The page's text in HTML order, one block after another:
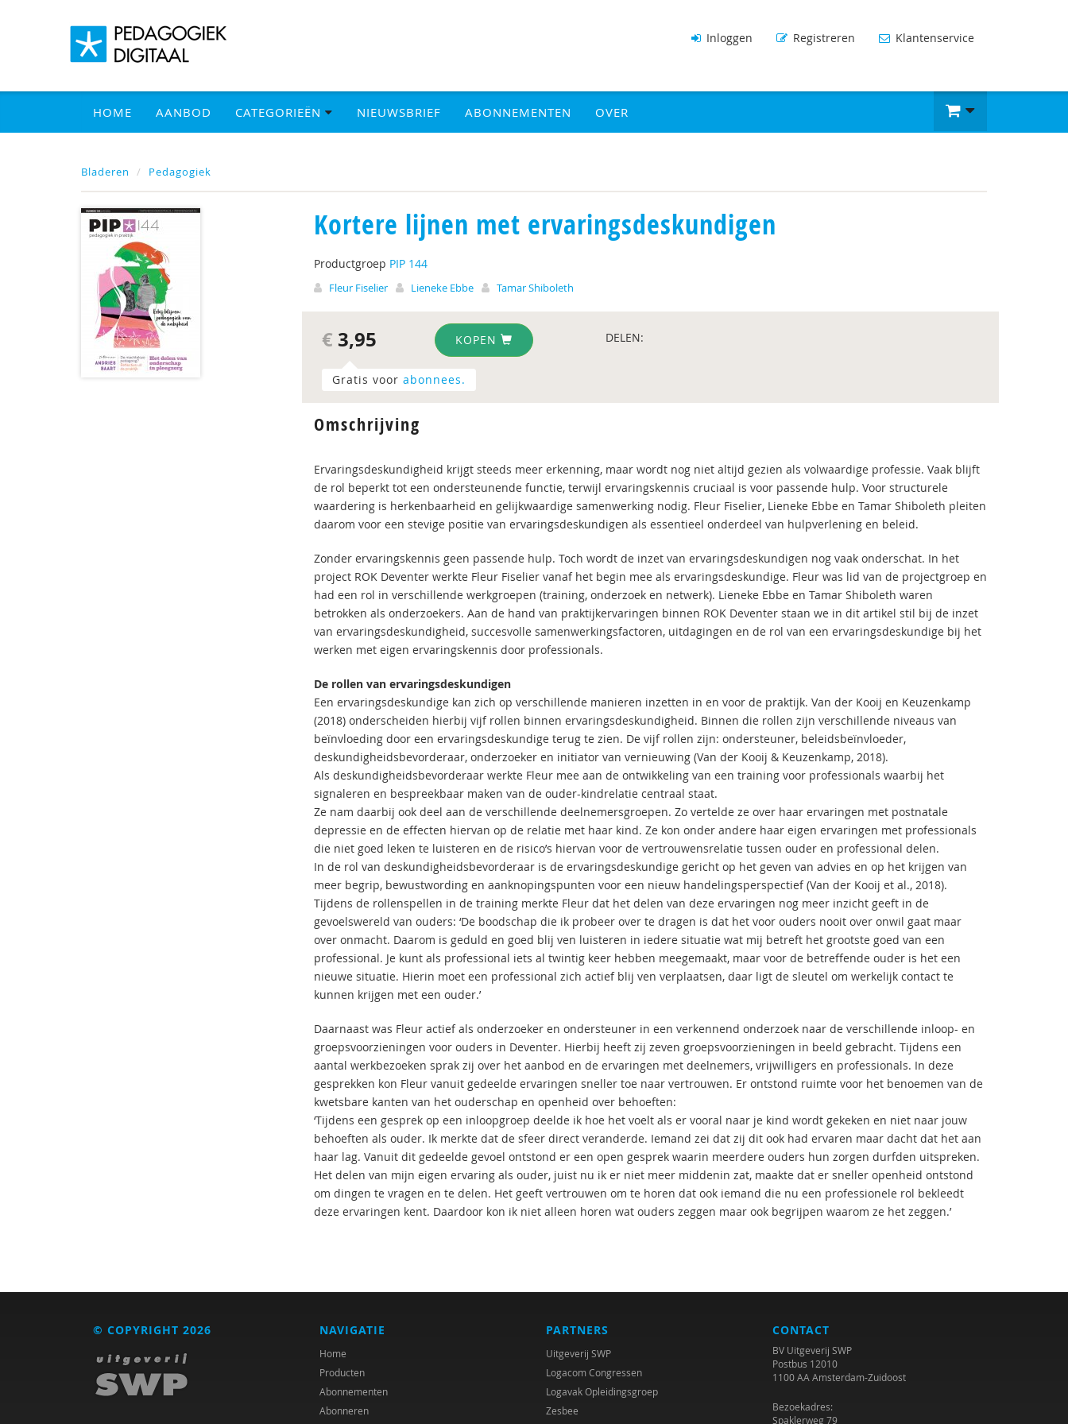
Inloggen Registreren Klantenservice
HOME AANBOD CATEGORIEËN NIEUWSBRIEF ABONNEMENTEN OVER
Bladeren Pedagogiek
Kortere lijnen met ervaringsdeskundigen
Productgroep PIP 144
Fleur Fiselier Lieneke Ebbe Tamar Shiboleth
€ 3,95 KOPEN DELEN:
Gratis voor abonnees.
Omschrijving
Ervaringsdeskundigheid krijgt steeds meer erkenning, maar wordt nog niet altijd gezien als volwaardige professie. Vaak blijft
de rol beperkt tot een ondersteunende functie, terwijl ervaringskennis cruciaal is voor passende hulp. Voor structurele
waardering is herkenbaarheid en gelijkwaardige samenwerking nodig. Fleur Fiselier, Lieneke Ebbe en Tamar Shiboleth pleiten
daarom voor een stevige positie van ervaringsdeskundigen als essentieel onderdeel van hulpverlening en beleid.
Zonder ervaringskennis geen passende hulp. Toch wordt de inzet van ervaringsdeskundigen nog vaak onderschat. In het
project ROK Deventer werkte Fleur Fiselier vanaf het begin mee als ervaringsdeskundige. Fleur was lid van de projectgroep en
had een rol in verschillende werkgroepen (training, onderzoek en netwerk). Lieneke Ebbe en Tamar Shiboleth waren
betrokken als onderzoekers. Aan de hand van praktijkervaringen binnen ROK Deventer staan we in dit artikel stil bij de inzet
van ervaringsdeskundigheid, succesvolle samenwerkingsfactoren, uitdagingen en de rol van een ervaringsdeskundige bij het
werken met eigen ervaringskennis door professionals.
De rollen van ervaringsdeskundigen
Een ervaringsdeskundige kan zich op verschillende manieren inzetten in en voor de praktijk. Van der Kooij en Keuzenkamp
(2018) onderscheiden hierbij vijf rollen binnen ervaringsdeskundigheid. Binnen die rollen zijn verschillende niveaus van
beïnvloeding door een ervaringsdeskundige terug te zien. De vijf rollen zijn: ondersteuner, beleidsbeïnvloeder,
deskundigheidsbevorderaar, onderzoeker en initiator van vernieuwing (Van der Kooij & Keuzenkamp, 2018).
Als deskundigheidsbevorderaar werkte Fleur mee aan de ontwikkeling van een training voor professionals waarbij het
signaleren en bespreekbaar maken van de ouder-kindrelatie centraal staat.
Ze nam daarbij ook deel aan de verschillende deelnemersgroepen. Zo vertelde ze over haar ervaringen met postnatale
depressie en de effecten hiervan op de relatie met haar kind. Ze kon onder andere haar eigen ervaringen met professionals
die niet goed leken te luisteren en de risico’s hiervan voor de vertrouwensrelatie tussen ouder en professional delen.
In de rol van deskundigheidsbevorderaar is de ervaringsdeskundige gericht op het geven van advies en op het krijgen van
meer begrip, bewustwording en aanknopingspunten voor een nieuw handelingsperspectief (Van der Kooij et al., 2018).
Tijdens de rollenspellen in de training merkte Fleur dat het delen van deze ervaringen nog meer inzicht geeft in de
gevoelswereld van ouders: ‘De boodschap die ik probeer over te dragen is dat het voor ouders nooit over onwil gaat maar
over onmacht. Daarom is geduld en goed blij ven luisteren in iedere situatie wat mij betreft het grootste goed van een
professional. Je kunt als professional iets al twintig keer hebben meegemaakt, maar voor de betreffende ouder is het een
nieuwe situatie. Hierin moet een professional zich actief blij ven verplaatsen, daar ligt de sleutel om werkelijk contact te
kunnen krijgen met een ouder.’
Daarnaast was Fleur actief als onderzoeker en ondersteuner in een verkennend onderzoek naar de verschillende inloop- en
groepsvoorzieningen voor ouders in Deventer. Hierbij heeft zij zeven groepsvoorzieningen in beeld gebracht. Tijdens een
aantal werkbezoeken sprak zij over het aanbod en de ervaringen met deelnemers, vrijwilligers en professionals. In deze
gesprekken kon Fleur vanuit gedeelde ervaringen sneller toe naar vertrouwen. Er ontstond ruimte voor het benoemen van de
kwetsbare kanten van het ouderschap en openheid over behoeften:
‘Tijdens een gesprek op een inloopgroep deelde ik hoe het voelt als er vooral naar je kind wordt gekeken en niet naar jouw
behoeften als ouder. Ik merkte dat de sfeer direct veranderde. Iemand zei dat zij dit ook had ervaren maar dacht dat het aan
haar lag. Vanuit dit gedeelde gevoel ontstond er een open gesprek waarin meerdere ouders hun zorgen durfden uitspreken.
Het delen van mijn eigen ervaring als ouder, juist nu ik er niet meer middenin zat, maakte dat er sneller openheid ontstond
om dingen te vragen en te delen. Het geeft vertrouwen om te horen dat ook iemand die nu een professionele rol bekleedt
deze ervaringen kent. Daardoor kon ik niet alleen horen wat ouders zeggen maar ook begrijpen waarom ze het zeggen.’
© COPYRIGHT 2026 NAVIGATIE
Home
Producten
Abonnementen
Abonneren
PARTNERS
Uitgeverij SWP
Logacom Congressen
Logavak Opleidingsgroep
Zesbee
CONTACT
BV Uitgeverij SWP
Postbus 12010
1100 AA Amsterdam-Zuidoost
Bezoekadres:
Spaklerweg 79